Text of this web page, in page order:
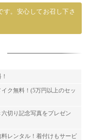
す。安心してお召し下さ
ク無料！(5万円以上のセッ
切り記念写真をプレゼン
レンタル！着付けもサービ